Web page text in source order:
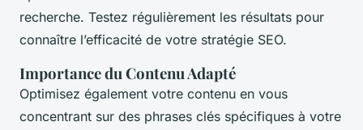
recherche. Testez régulièrement les résultats pour
connaître l’efficacité de votre stratégie SEO.
Importance du Contenu Adapté
Optimisez également votre contenu en vous
concentrant sur des phrases clés spécifiques à votre